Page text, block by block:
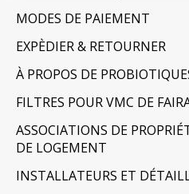
MODES DE PAIEMENT
EXPÈDIER & RETOURNER
À PROPOS DE
FILTRES POUR VMC DE
ASSOCIATIONS DE
DE LOGEMENT
INSTALLATEURS ET